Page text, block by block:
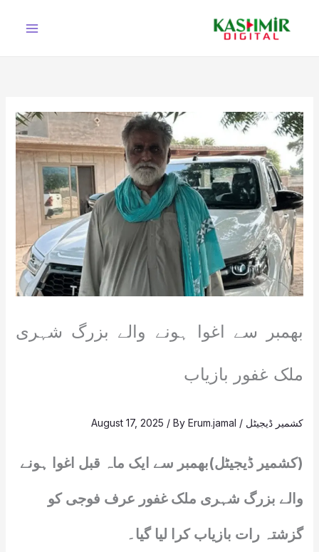
بھمبر سے اغوا ہونے والے بزرگ شہری
ملک غفور بازیاب
کشمیر ڈیجیٹل /
August 17, 2025 / ByErum.jamal
(کشمیر ڈیجیٹل)بھمبر سے ایک ماہ قبل اغوا ہونے
والے بزرگ شہری ملک غفور عرف فوجی کو
گزشتہ رات بازیاب کرا لیا گیا۔